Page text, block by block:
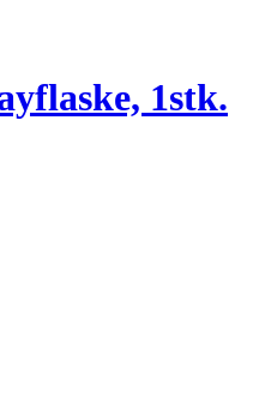
1stk.